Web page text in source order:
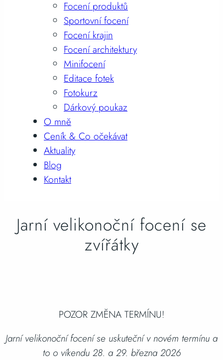
Focení produktů
Sportovní focení
Focení krajin
Focení architektury
Minifocení
Editace fotek
Fotokurz
Dárkový poukaz
O mně
Ceník & Co očekávat
Aktuality
Blog
Kontakt
Jarní velikonoční focení se
zvířátky
POZOR ZMĚNA TERMÍNU!
Jarní velikonoční focení se uskuteční v novém termínu a
to o víkendu 28. a 29. března 2026